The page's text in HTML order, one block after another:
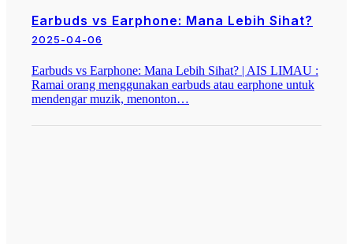
Earbuds vs Earphone: Mana Lebih Sihat?
2025-04-06
Earbuds vs Earphone: Mana Lebih Sihat? | AIS LIMAU :
Ramai orang menggunakan earbuds atau earphone untuk
mendengar muzik, menonton…